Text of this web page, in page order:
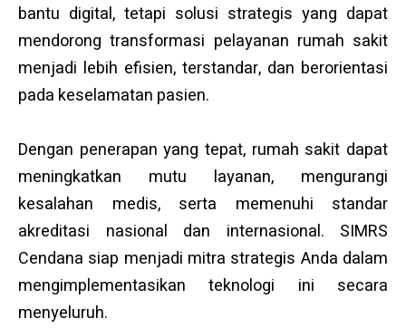
bantu digital, tetapi solusi strategis yang dapat
mendorong transformasi pelayanan rumah sakit
menjadi lebih efisien, terstandar, dan berorientasi
pada keselamatan pasien.
Dengan penerapan yang tepat, rumah sakit dapat
meningkatkan mutu layanan, mengurangi
kesalahan medis, serta memenuhi standar
akreditasi nasional dan internasional. SIMRS
Cendana siap menjadi mitra strategis Anda dalam
mengimplementasikan teknologi ini secara
menyeluruh.